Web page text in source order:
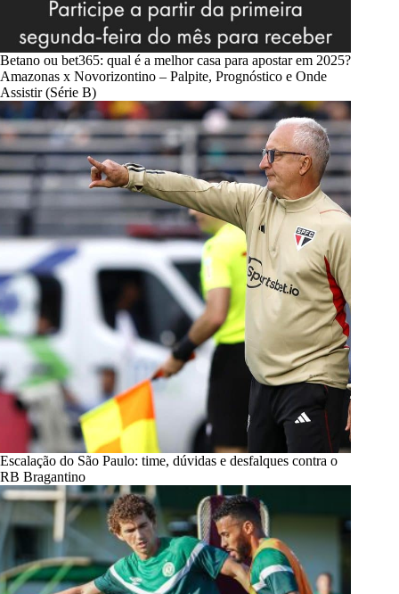
Betano ou bet365: qual é a melhor casa para apostar em 2025?
Amazonas x Novorizontino – Palpite, Prognóstico e Onde
Assistir (Série B)
Escalação do São Paulo: time, dúvidas e desfalques contra o
RB Bragantino